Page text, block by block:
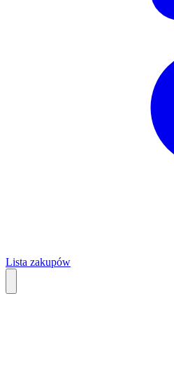
Lista zakupów